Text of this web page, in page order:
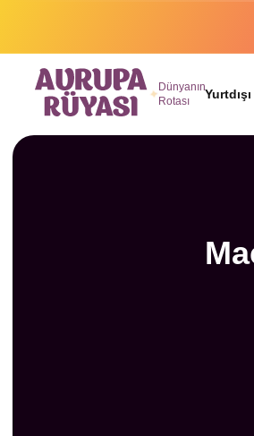
Dünyanın
Rotası